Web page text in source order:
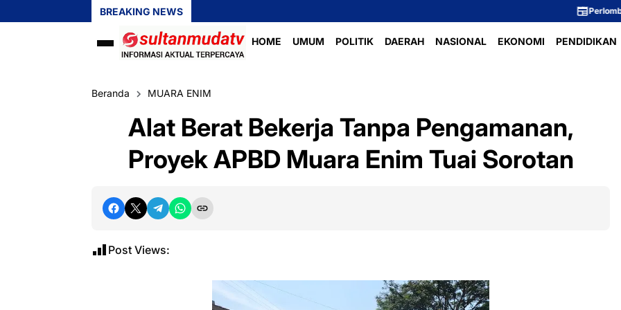
BREAKING NEWS Perlombaan Voli Ibu-
HOME UMUM POLITIK DAERAH NASIONAL EKONOMI PENDIDIKAN
Beranda MUARA ENIM
Alat Berat Bekerja Tanpa Pengamanan,
Proyek APBD Muara Enim Tuai Sorotan
Post Views: